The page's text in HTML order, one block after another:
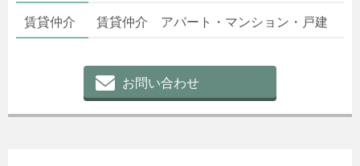
賃貸仲介 賃貸仲介 アパート・マンション・戸建
お問い合わせ